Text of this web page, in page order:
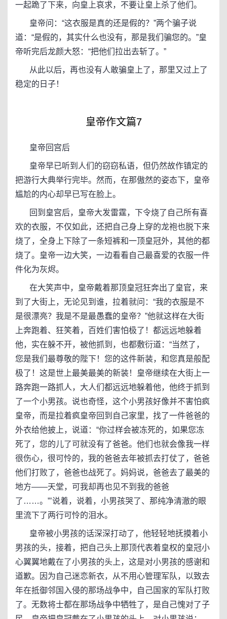
一起跪了下来，向皇上哀求，不要让皇上杀了他们。
皇帝问：“这衣服是真的还是假的？”两个骗子说
道：“是假的，其实什么也没有，那是我们骗您的。”皇
帝听完后龙颜大怒：“把他们拉出去斩了。”
从此以后，再也没有人敢骗皇上了，那里又过上了
稳定的日子！
皇帝作文篇7
皇帝回宫后
皇帝早已听到人们的窃窃私语，但仍然故作镇定的
把游行大典举行完毕。然而，在那傲然的姿态下，皇帝
尴尬的内心却早已写在脸上。
回到皇宫后，皇帝大发雷霆，下令烧了自己所有喜
欢的衣服，不仅如此，还把自己身上穿的龙袍也脱下来
烧了，全身上下除了一条短裤和一顶皇冠外，其他的都
烧了。皇帝一边大笑，一边看看自己最喜爱的衣服一件
件化为灰烬。
在大笑声中，皇帝戴着那顶皇冠狂奔出了皇官，来
到了大街上，无论见到谁，拉着就问：“我的衣服是不
是很漂亮？我是不是最愚蠢的皇帝？”他就这样在大街
上奔跑着、狂笑着，百姓们害怕极了！都远远地躲着
他，实在躲不开，被他抓到，也都敷衍道：“当然了，
您是我们最尊敬的陛下！您的这件新装，和您真是般配
极了！这是世上最美最美的新装！皇帝继续在大街上一
路奔跑一路抓人，大人们都远远地躲着他，他终于抓到
了一个小男孩。说也奇怪，这个小男孩好像并不害怕疯
皇帝，而是拉着疯皇帝回到自己家里，找了一件爸爸的
外衣给他披上，说道：“你过样会被冻死的，如果您冻
死了，您的儿了可就没有了爸爸。他们也就会像我一样
很伤心，很可怜的，我的爸爸去年被抓去打仗了，爸爸
他们打败了，爸爸也战死了。妈妈说，爸爸去了最美的
地方——天堂，可我却再也见不到我的爸爸
了……。”’说着，说着，小男孩哭了、那纯净清澈的眼
里流下了两行可怜的泪水。
皇帝被小男孩的话深深打动了，他轻轻地抚摸着小
男孩的头，接着，把自己头上那顶代表着皇权的皇冠小
心翼翼地戴在了小男孩的头上，这是对小男孩的感谢和
道歉。因为自己迷恋新衣，从不用心管理军队，以致去
年在抵御邻国入侵的那场战争中，自己国家的军队打败
了。无数将士都在那场战争中牺牲了，是自己愧对了子